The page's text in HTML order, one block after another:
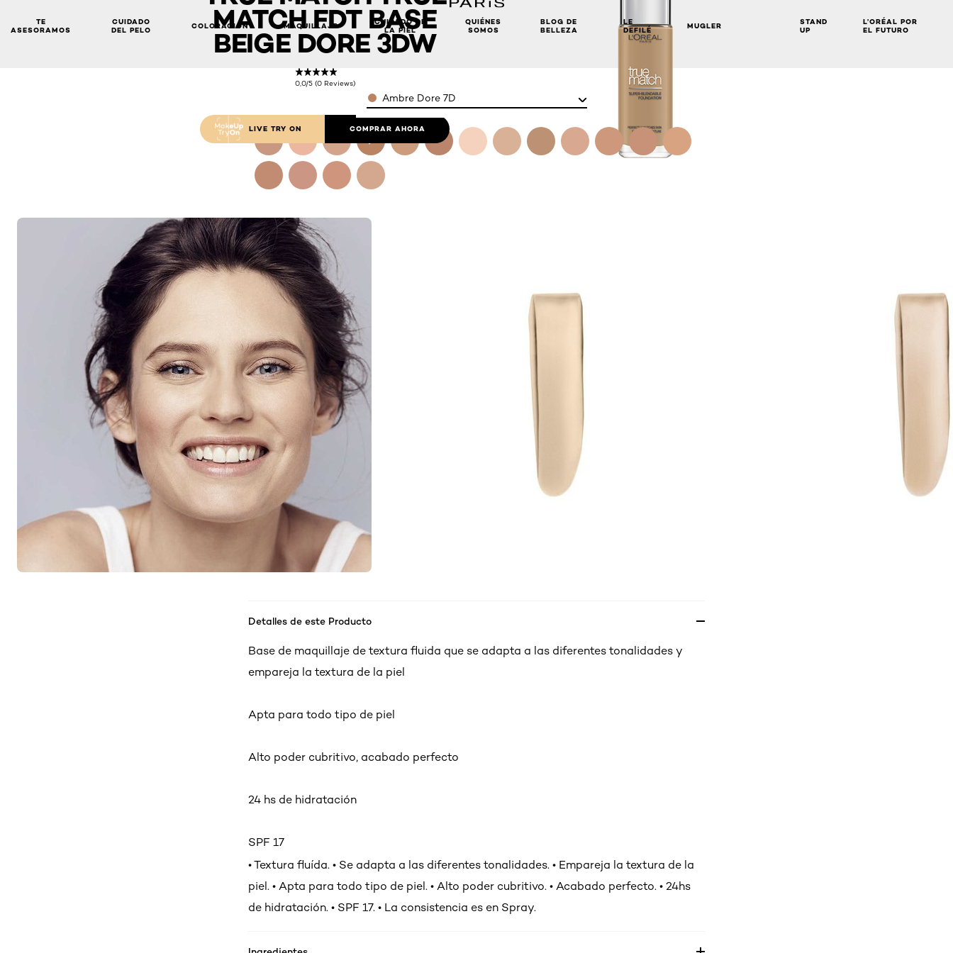
TE
ASESORAMOS
CUIDADO
DEL PELO
COLORACIÓN MAQUILLAJE
CUIDADO DE
LA PIEL
QUIÉNES
SOMOS
BLOG DE
BELLEZA
LE
DEFILÉ
MUGLER
STAND
UP
L’ORÉAL POR
EL FUTURO
MATCH FDT BASE
BEIGE DORE 3DW
0,0/5 (0 Reviews)
LIVE TRY ON COMPRAR AHORA
ColorAmbre Dore 7D
Detalles de este Producto
Base de maquillaje de textura fluida que se adapta a las diferentes tonalidades y
empareja la textura de la piel
Apta para todo tipo de piel
Alto poder cubritivo, acabado perfecto
24 hs de hidratación
SPF 17
• Textura fluída. • Se adapta a las diferentes tonalidades. • Empareja la textura de la
piel. • Apta para todo tipo de piel. • Alto poder cubritivo. • Acabado perfecto. • 24hs
de hidratación. • SPF 17. • La consistencia es en Spray.